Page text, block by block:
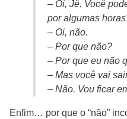
– Oi, Jê. Você
por algumas
– Oi, não.
– Por que não?
– Por que eu não
– Mas você vai
– Não. Vou ficar
Enfim… por que o “não”